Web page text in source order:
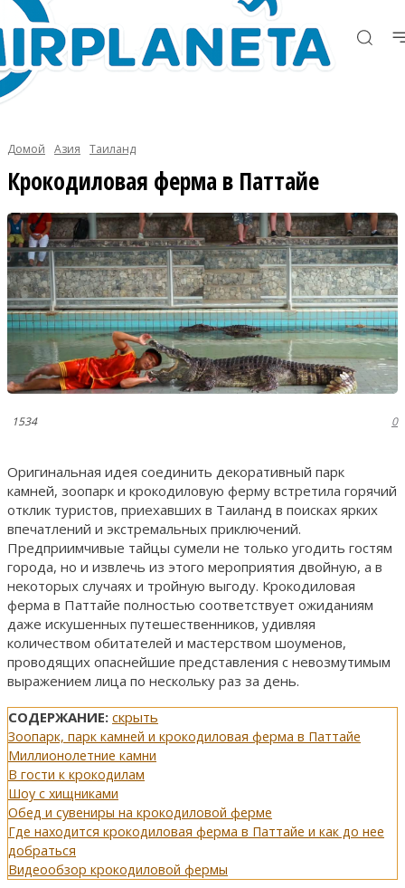
Домой Азия Таиланд
Крокодиловая ферма в Паттайе
1534 0
Оригинальная идея соединить декоративный парк
камней, зоопарк и крокодиловую ферму встретила горячий
отклик туристов, приехавших в Таиланд в поисках ярких
впечатлений и экстремальных приключений.
Предприимчивые тайцы сумели не только угодить гостям
города, но и извлечь из этого мероприятия двойную, а в
некоторых случаях и тройную выгоду. Крокодиловая
ферма в Паттайе полностью соответствует ожиданиям
даже искушенных путешественников, удивляя
количеством обитателей и мастерством шоуменов,
проводящих опаснейшие представления с невозмутимым
выражением лица по нескольку раз за день.
СОДЕРЖАНИЕ: скрыть
Зоопарк, парк камней и крокодиловая ферма в Паттайе
Миллионолетние камни
В гости к крокодилам
Шоу с хищниками
Обед и сувениры на крокодиловой ферме
Где находится крокодиловая ферма в Паттайе и как до нее
добраться
Видеообзор крокодиловой фермы